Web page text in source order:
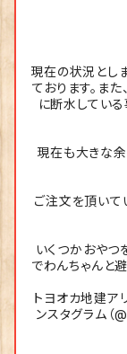
現在の状況とし
ております。ま
に断水してい
現在も大きな余
ご注文を頂い
いくつかおやつ
でわんちゃんと
トヨオカ地建ア
ンスタグラム